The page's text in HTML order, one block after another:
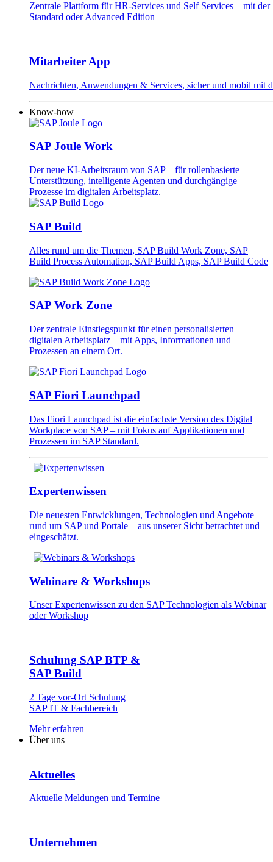
Zentrale Plattform für HR-Services und Self Services – mit
Standard oder Advanced Edition
Mitarbeiter App
Nachrichten, Anwendungen & Services, sicher und mobil mit
Know-how
SAP Joule Work
Der neue KI-Arbeitsraum von SAP – für rollenbasierte
Unterstützung, intelligente Agenten und durchgängige
Prozesse im digitalen Arbeitsplatz.
SAP Build
Alles rund um die Themen, SAP Build Work Zone, SAP
Build Process Automation, SAP Build Apps, SAP Build Code
SAP Work Zone
Der zentrale Einstiegspunkt für einen personalisierten
digitalen Arbeitsplatz – mit Apps, Informationen und
Prozessen an einem Ort.
SAP Fiori Launchpad
Das Fiori Launchpad ist die einfachste Version des Digital
Workplace von SAP – mit Fokus auf Applikationen und
Prozessen im SAP Standard.
Expertenwissen
Die neuesten Entwick­lungen, Technologien und Angebote
rund um SAP und Portale – aus unserer Sicht betrachtet und
eingeschätzt.
Webinare & Workshops
Unser Experten­wissen zu den SAP Technologien als Webinar
oder Workshop
Schulung SAP BTP &
SAP Build
2 Tage vor-Ort Schulung
SAP IT & Fachbereich
Mehr erfahren
Über uns
Aktuelles
Aktuelle Meldungen und Termine
Unternehmen